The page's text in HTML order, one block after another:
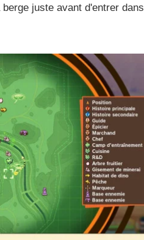
juste avant d'entrer dans